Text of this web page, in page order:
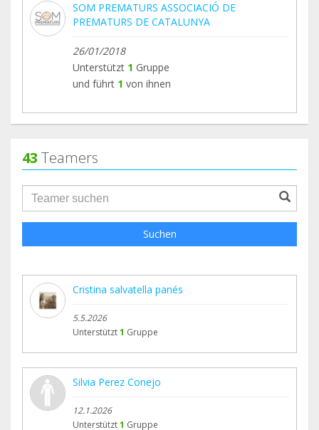
SOM PREMATURS ASSOCIACIÓ DE
PREMATURS DE CATALUNYA
26/01/2018
Unterstützt 1 Gruppe
und führt 1 von ihnen
43 Teamers
groupProfile.searchForm.search.text???
Suchen
Cristina salvatella panés
5.5.2026
Unterstützt1 Gruppe
Silvia Perez Conejo
12.1.2026
Unterstützt1 Gruppe